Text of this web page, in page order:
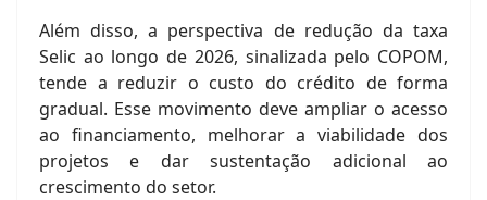
Além disso, a perspectiva de redução da taxa
Selic ao longo de 2026, sinalizada pelo COPOM,
tende a reduzir o custo do crédito de forma
gradual. Esse movimento deve ampliar o acesso
ao financiamento, melhorar a viabilidade dos
projetos e dar sustentação adicional ao
crescimento do setor.